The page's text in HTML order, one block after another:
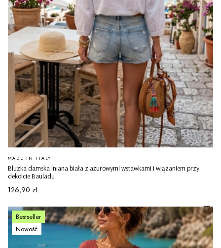
Bluzka damska lniana biała z ażurowymi wstawkami i wiązaniem przy
dekolcie Bauladu
PRODUCENT
MADE IN ITALY
Cena
126,90 zł
Bestseller
Nowość